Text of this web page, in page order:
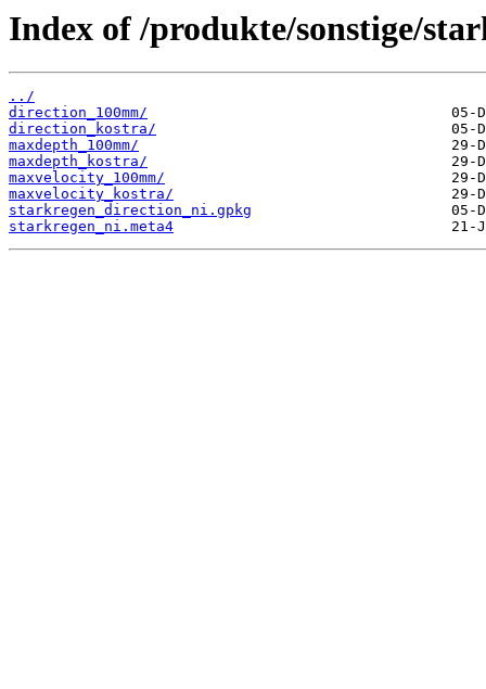
Index of /produkte/sonstige/
../
direction_100mm/
direction_kostra/
maxdepth_100mm/
maxdepth_kostra/
maxvelocity_100mm/
maxvelocity_kostra/
starkregen_direction_ni.gpkg
starkregen_ni.meta4